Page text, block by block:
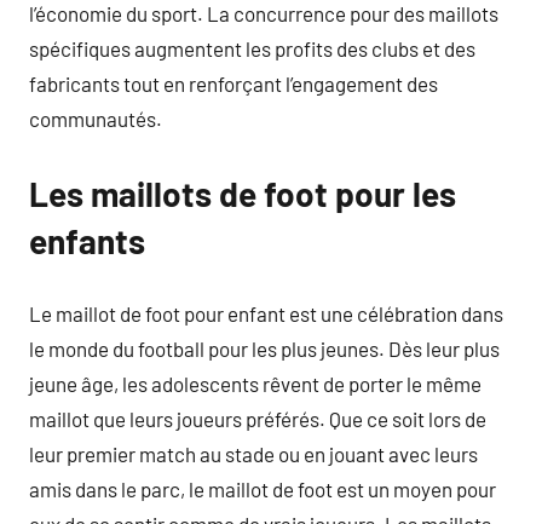
l’économie du sport. La concurrence pour des maillots
spécifiques augmentent les profits des clubs et des
fabricants tout en renforçant l’engagement des
communautés.
Les maillots de foot pour les
enfants
Le maillot de foot pour enfant est une célébration dans
le monde du football pour les plus jeunes. Dès leur plus
jeune âge, les adolescents rêvent de porter le même
maillot que leurs joueurs préférés. Que ce soit lors de
leur premier match au stade ou en jouant avec leurs
amis dans le parc, le maillot de foot est un moyen pour